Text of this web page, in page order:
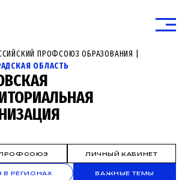
ПРОФСОЮЗ ОБРАЗОВАНИЯ |
ОБЛАСТЬ
ПРОФСОЮЗ ЛИЧНЫЙ КАБИНЕТ
РЕГИОНАХ ВАЖНЫЕ ТЕМЫ